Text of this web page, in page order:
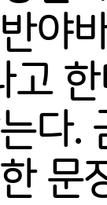
야
고
다.
문